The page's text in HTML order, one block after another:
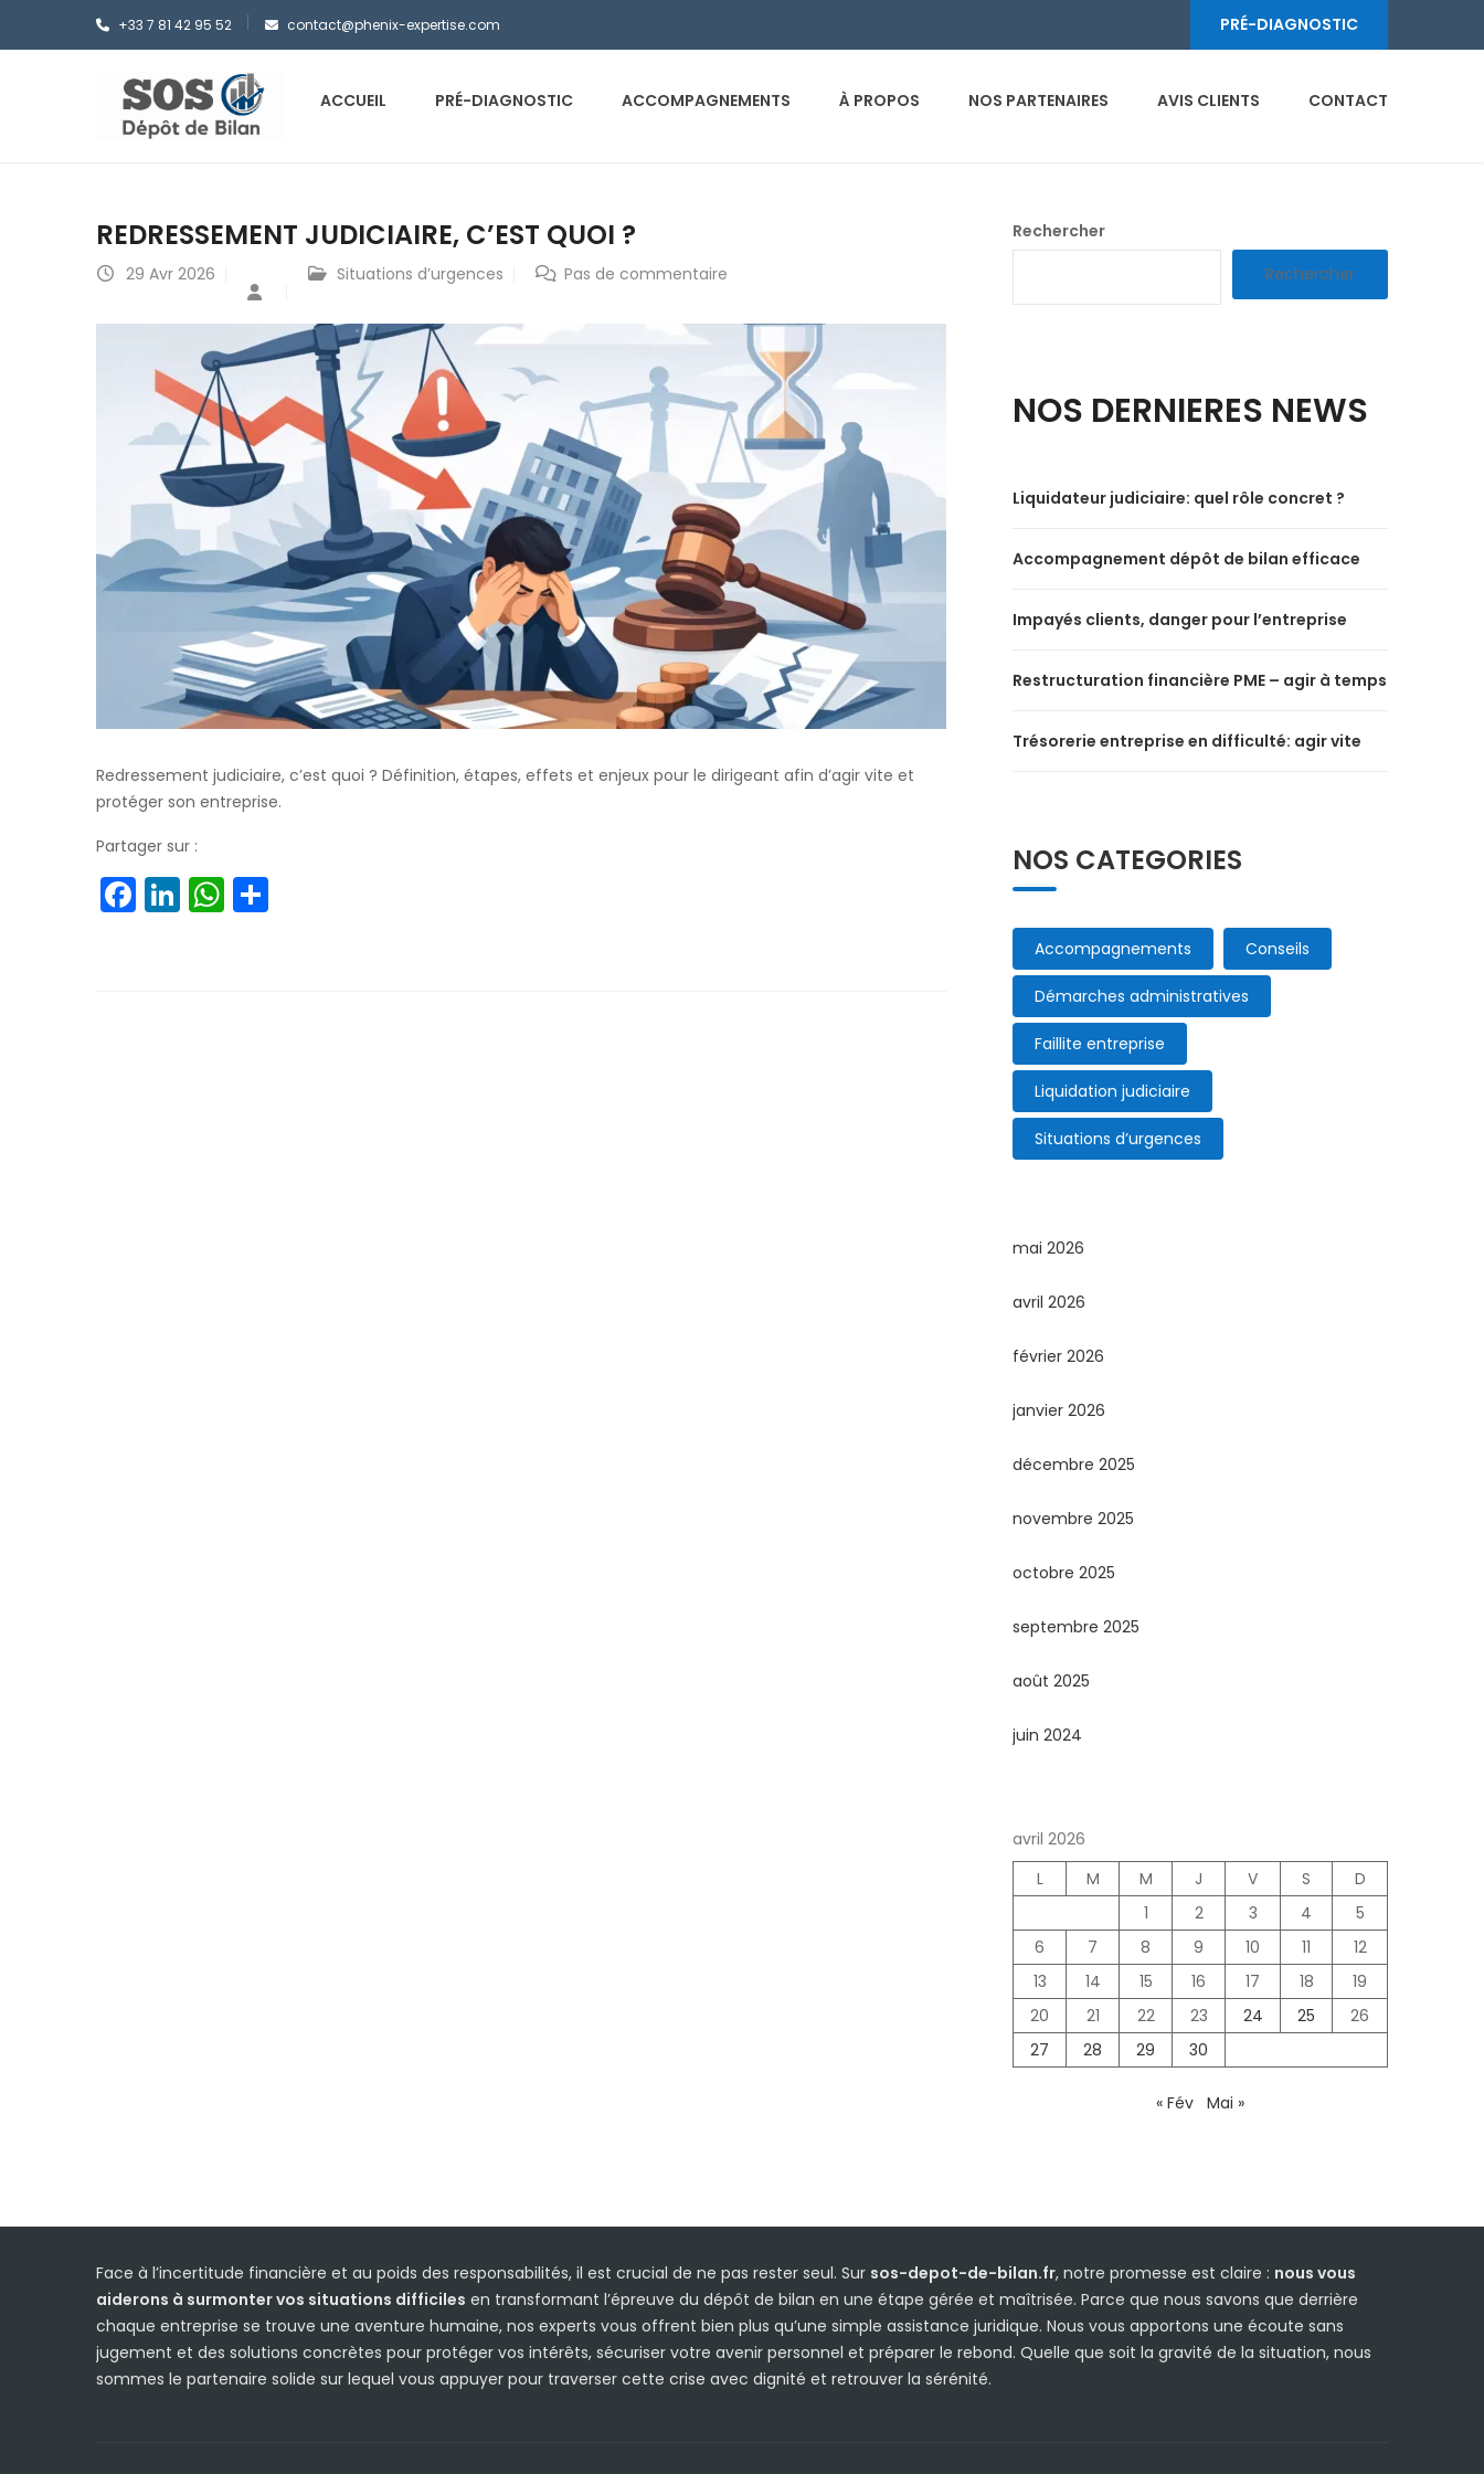
+33 7 81 42 95 52 contact@phenix-expertise.com PRÉ-DIAGNOSTIC
ACCUEIL PRÉ-DIAGNOSTIC ACCOMPAGNEMENTS À PROPOS NOS PARTENAIRES AVIS CLIENTS CONTACT
REDRESSEMENT JUDICIAIRE, C’EST QUOI ?
29 Avr 2026 Situations d’urgences Pas de commentaire
Redressement judiciaire, c’est quoi ? Définition, étapes, effets et enjeux pour le dirigeant afin d’agir vite et
protéger son entreprise.
Partager sur :
Facebook
LinkedIn
WhatsApp
Rechercher
Rechercher
NOS DERNIERES NEWS
Liquidateur judiciaire: quel rôle concret ?
Accompagnement dépôt de bilan efficace
Impayés clients, danger pour l’entreprise
Restructuration financière PME – agir à temps
Trésorerie entreprise en difficulté: agir vite
NOS CATEGORIES
Accompagnements Conseils
Démarches administratives
Faillite entreprise
Liquidation judiciaire
Situations d’urgences
mai 2026
avril 2026
février 2026
janvier 2026
décembre 2025
novembre 2025
octobre 2025
septembre 2025
août 2025
juin 2024
avril 2026
L
M M J V S
D
1
2 3 4
5
6
7 8 9 10 11
12
13
14 15 16 17 18
19
20
21 22 23 24 25
26
27
28 29 30
« Fév Mai »
Face à l’incertitude financière et au poids des responsabilités, il est crucial de ne pas rester seul. Sur sos-depot-de-bilan.fr, notre promesse est claire : nous vous
aiderons à surmonter vos situations difficiles en transformant l’épreuve du dépôt de bilan en une étape gérée et maîtrisée. Parce que nous savons que derrière
chaque entreprise se trouve une aventure humaine, nos experts vous offrent bien plus qu’une simple assistance juridique. Nous vous apportons une écoute sans
jugement et des solutions concrètes pour protéger vos intérêts, sécuriser votre avenir personnel et préparer le rebond. Quelle que soit la gravité de la situation, nous
sommes le partenaire solide sur lequel vous appuyer pour traverser cette crise avec dignité et retrouver la sérénité.